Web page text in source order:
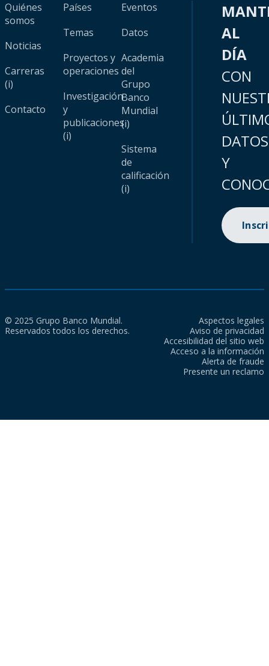
Quiénes
somos
Noticias
Carreras
(i)
Contacto
Países
Temas
Proyectos y
operaciones
Investigación
y
publicaciones
(i)
Eventos
Datos
Academia
del
Grupo
Banco
Mundial
(i)
Sistema
de
calificación
(i)
AL
DÍA
CON
DATOS
Y
© 2025 Grupo Banco Mundial.
Reservados todos los derechos.
Aspectos legales
Aviso de privacidad
Accesibilidad del sitio web
Acceso a la información
Alerta de fraude
Presente un reclamo